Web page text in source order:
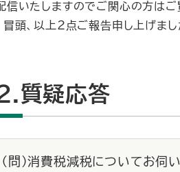
信いたしますのでご関心の方はご
冒頭、以上２点ご報告申し上げまし
質疑応答
（問）消費税減税についてお伺